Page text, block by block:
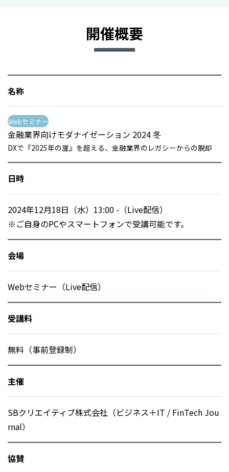
開催概要
名称
Webセミナー
金融業界向けモダナイゼーション 2024 冬
DXで『2025年の崖』を超える、金融業界のレガシーからの脱却
日時
2024年12月18日（水）13:00 -（Live配信）
※ご自身のPCやスマートフォンで受講可能です。
会場
Webセミナー（Live配信）
受講料
無料（事前登録制）
主催
SBクリエイティブ株式会社（ビジネス＋IT / FinTech Jou
rnal）
協賛